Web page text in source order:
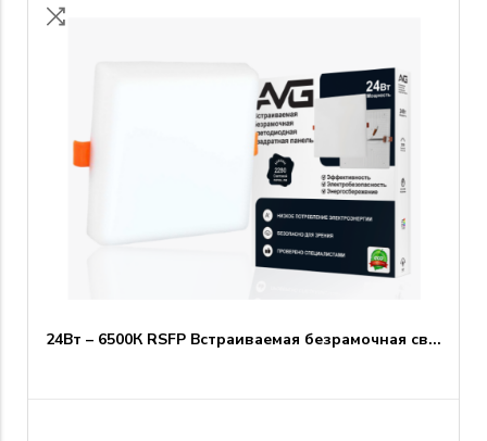
24Вт – 6500К RSFP Встраиваемая безрамочная св...